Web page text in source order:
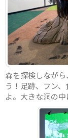
森を探検しなが
う！足跡、フン
よ。大きな洞の